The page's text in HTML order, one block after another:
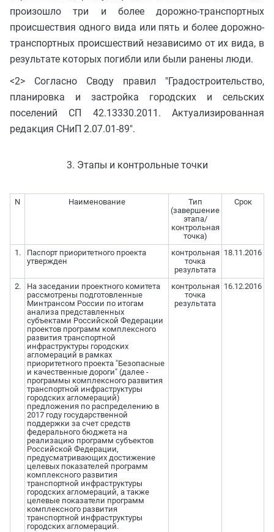
произошло три и более дорожно-транспортных
происшествия одного вида или пять и более дорожно-
транспортных происшествий независимо от их вида, в
результате которых погибли или были ранены люди.
<2> Согласно Своду правил "Градостроительство,
планировка и застройка городских и сельских
поселений СП 42.13330.2011. Актуализированная
редакция СНиП 2.07.01-89".
3. Этапы и контрольные точки
N Наименование
Тип
(завершение
этапа/
контрольная
точка)
Срок
1.
Паспорт приоритетного проекта
утвержден
контрольная
точка
результата
18.11.2016
2.
На заседании проектного комитета
рассмотрены подготовленные
Минтрансом России по итогам
анализа представленных
субъектами Российской Федерации
проектов программ комплексного
развития транспортной
инфраструктуры городских
агломераций в рамках
приоритетного проекта "Безопасные
и качественные дороги" (далее -
программы комплексного развития
транспортной инфраструктуры
городских агломераций)
предложения по распределению в
2017 году государственной
поддержки за счет средств
федерального бюджета на
реализацию программ субъектов
Российской Федерации,
предусматривающих достижение
целевых показателей программ
комплексного развития
транспортной инфраструктуры
городских агломераций, а также
целевые показатели программ
комплексного развития
транспортной инфраструктуры
городских агломераций.
контрольная
точка
результата
16.12.2016